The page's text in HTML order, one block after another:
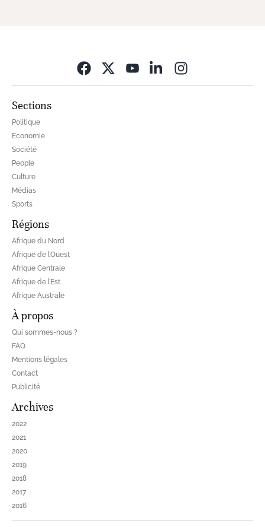
Sections
Politique
Economie
Société
People
Culture
Médias
Sports
Régions
Afrique du Nord
Afrique de l’Ouest
Afrique Centrale
Afrique de l’Est
Afrique Australe
À propos
Qui sommes-nous ?
FAQ
Mentions légales
Contact
Publicité
Archives
2022
2021
2020
2019
2018
2017
2016